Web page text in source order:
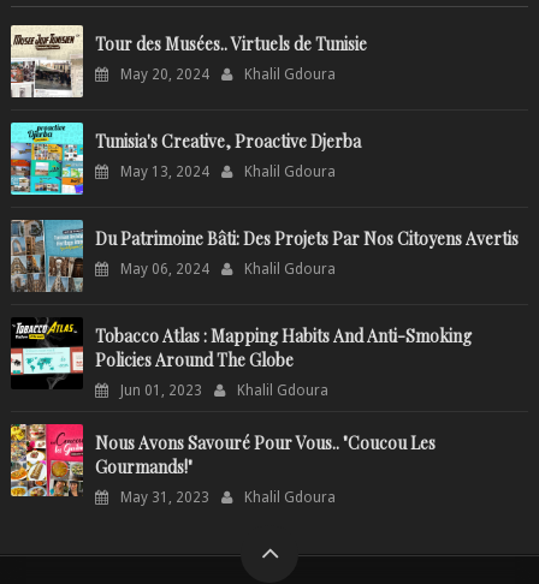
Tour des Musées.. Virtuels de Tunisie
May 20, 2024 Khalil Gdoura
Tunisia's Creative, Proactive Djerba
May 13, 2024 Khalil Gdoura
Du Patrimoine Bâti: Des Projets Par Nos Citoyens Avertis
May 06, 2024 Khalil Gdoura
Tobacco Atlas : Mapping Habits And Anti-Smoking
Policies Around The Globe
Jun 01, 2023 Khalil Gdoura
Nous Avons Savouré Pour Vous.. "Coucou Les
Gourmands!"
May 31, 2023 Khalil Gdoura